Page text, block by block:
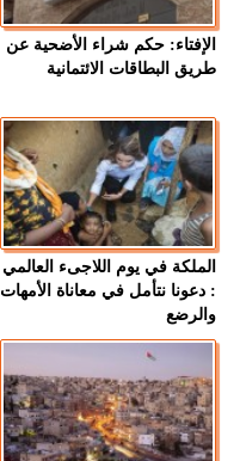
الإفتاء: حكم شراء الأضحية عن
طريق البطاقات الائتمانية
الملكة في يوم اللاجىء العالمي
: دعونا نتأمل في معاناة الأمهات
والرضع